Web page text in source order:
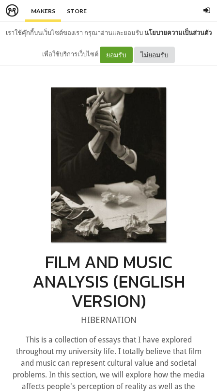
MAKERS STORE
เราใช้คุ๊กกี้บนเว็บไซต์ของเรา กรุณาอ่านและยอมรับนโยบายความเป็นส่วนตัว
เพื่อใช้บริการเว็บไซต์ ยอมรับ ไม่ยอมรับ
FILM AND MUSIC
ANALYSIS (ENGLISH
VERSION)
HIBERNATION
This is a collection of essays that I have explored
throughout my university life. I totally believe that film
and music can represent cultural value and societal
problems. In this section, we will explore how the media
affects people's perception of reality as well as the